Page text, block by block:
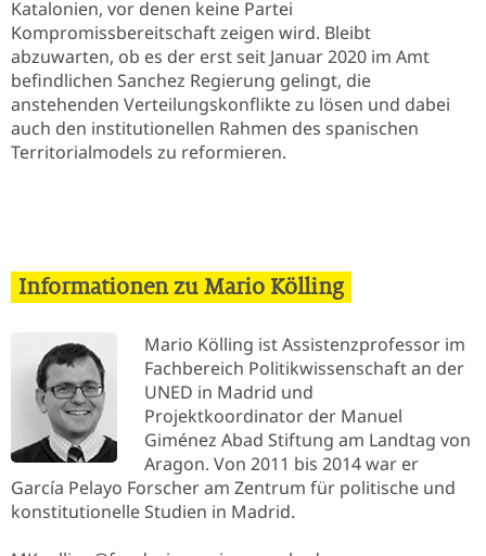
Katalonien, vor denen keine Partei
Kompromissbereitschaft zeigen wird. Bleibt
abzuwarten, ob es der erst seit Januar 2020 im Amt
befindlichen Sanchez Regierung gelingt, die
anstehenden Verteilungskonflikte zu lösen und dabei
auch den institutionellen Rahmen des spanischen
Territorialmodels zu reformieren.
Informationen zu Mario Kölling
Mario Kölling ist Assistenzprofessor im
Fachbereich Politikwissenschaft an der
UNED in Madrid und
Projektkoordinator der Manuel
Giménez Abad Stiftung am Landtag von
Aragon. Von 2011 bis 2014 war er
García Pelayo Forscher am Zentrum für politische und
konstitutionelle Studien in Madrid.